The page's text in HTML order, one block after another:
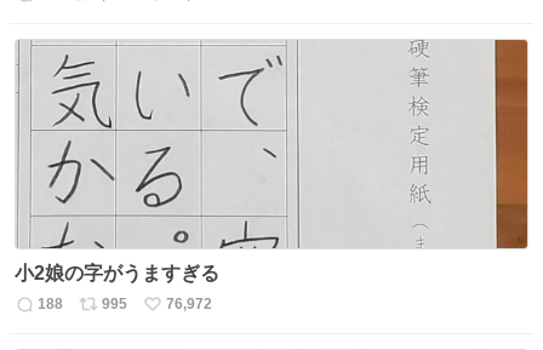
返
リ
ト
数
い
小2娘の字がうますぎる
返
188
リ
995
い
76,972